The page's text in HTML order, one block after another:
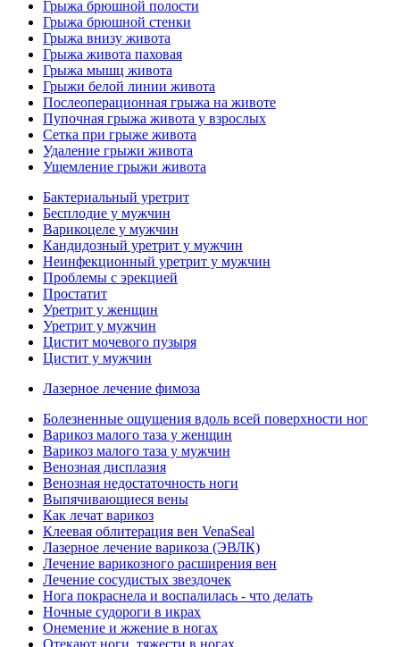
Грыжа брюшной полости
Грыжа брюшной стенки
Грыжа внизу живота
Грыжа живота паховая
Грыжа мышц живота
Грыжи белой линии живота
Послеоперационная грыжа на животе
Пупочная грыжа живота у взрослых
Сетка при грыже живота
Удаление грыжи живота
Ущемление грыжи живота
Бактериальный уретрит
Бесплодие у мужчин
Варикоцеле у мужчин
Кандидозный уретрит у мужчин
Неинфекционный уретрит у мужчин
Проблемы с эрекцией
Простатит
Уретрит у женщин
Уретрит у мужчин
Цистит мочевого пузыря
Цистит у мужчин
Лазерное лечение фимоза
Болезненные ощущения вдоль всей поверхности ног
Варикоз малого таза у женщин
Варикоз малого таза у мужчин
Венозная дисплазия
Венозная недостаточность ноги
Выпячивающиеся вены
Как лечат варикоз
Клеевая облитерация вен VenaSeal
Лазерное лечение варикоза (ЭВЛК)
Лечение варикозного расширения вен
Лечение сосудистых звездочек
Нога покраснела и воспалилась - что делать
Ночные судороги в икрах
Онемение и жжение в ногах
Отекают ноги, тяжести в ногах